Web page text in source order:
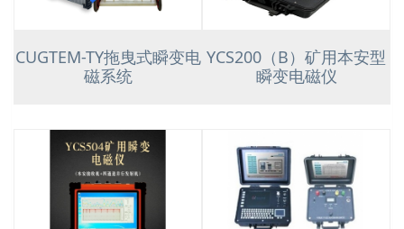
CUGTEM-TY拖曳式瞬变电
磁系统
YCS200（B）矿用本安型
瞬变电磁仪